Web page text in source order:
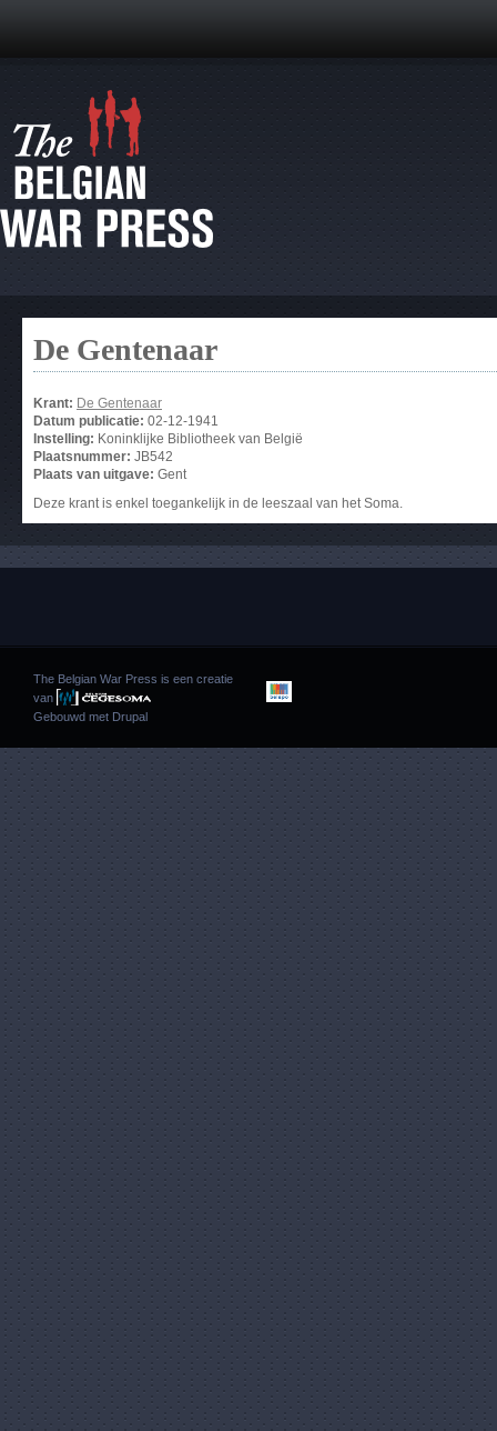
De Gentenaar
Krant: De Gentenaar
Datum publicatie: 02-12-1941
Instelling: Koninklijke Bibliotheek van België
Plaatsnummer: JB542
Plaats van uitgave: Gent
Deze krant is enkel toegankelijk in de leeszaal van het Soma.
The Belgian War Press is een creatie
van
Gebouwd met Drupal